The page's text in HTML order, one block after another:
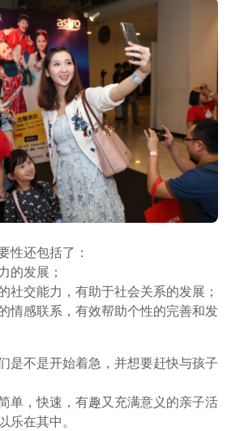
性还包括了：
的发展；
社交能力，有助于社会关系的发展；
情感联系，有效帮助个性的完善和发
是不是开始着急，并想要赶快与孩子
单，快速，有趣又充满意义的亲子活
乐在其中。